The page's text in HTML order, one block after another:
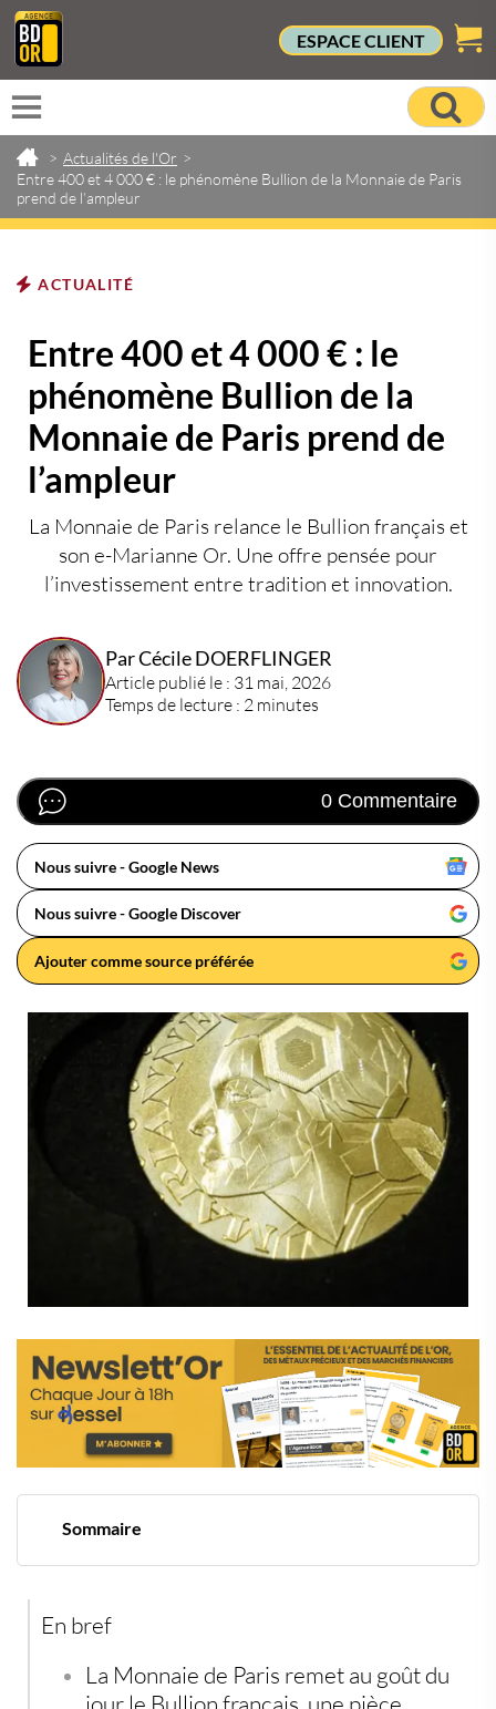
ESPACE CLIENT
> Actualités de l'Or >
Entre 400 et 4 000 € : le phénomène Bullion de la Monnaie de Paris
prend de l’ampleur
ACTUALITÉ
Entre 400 et 4 000 € : le
phénomène Bullion de la
Monnaie de Paris prend de
l’ampleur
La Monnaie de Paris relance le Bullion français et
son e-Marianne Or. Une offre pensée pour
l’investissement entre tradition et innovation.
Par Cécile DOERFLINGER
Article publié le : 31 mai, 2026
Temps de lecture : 2 minutes
0 Commentaire
Nous suivre - Google News
Nous suivre - Google Discover
Ajouter comme source préférée
Sommaire
Le pari du numérique avec le e-Marianne Or
française
Les métaux précieux restent une alternative
En bref
La Monnaie de Paris remet au goût du